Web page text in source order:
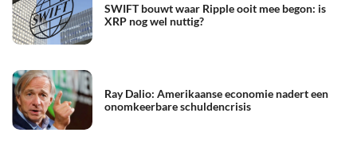
SWIFT bouwt waar Ripple ooit mee begon: is
XRP nog wel nuttig?
Ray Dalio: Amerikaanse economie nadert een
onomkeerbare schuldencrisis